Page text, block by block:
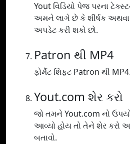
Yout વિડિયો પેજ પરના
અમને લાગે છે કે શીર્ષક
અપડેટ કરી શકો છો.
Patron થી MP4
ફોર્મેટ શિફ્ટ Patron થી MP4.
Yout.com શેર કરો
જો તમને Yout.com નો
આવ્યો હોય તો તેને શેર કરો
બતાવો.